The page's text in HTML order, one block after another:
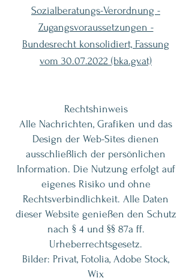
Sozialberatungs-Verordnung -
Zugangsvoraussetzungen -
Bundesrecht konsolidiert, Fassung
vom 30.07.2022 (bka.gv.at)
Rechtshinweis
Alle Nachrichten, Grafiken und das
Design der Web-Sites dienen
ausschließlich der persönlichen
Information. Die Nutzung erfolgt auf
eigenes Risiko und ohne
Rechtsverbindlichkeit. Alle Daten
dieser Website genießen den Schutz
nach § 4 und §§ 87a ff.
Urheberrechtsgesetz.
Bilder: Privat, Fotolia, Adobe Stock,
Wix